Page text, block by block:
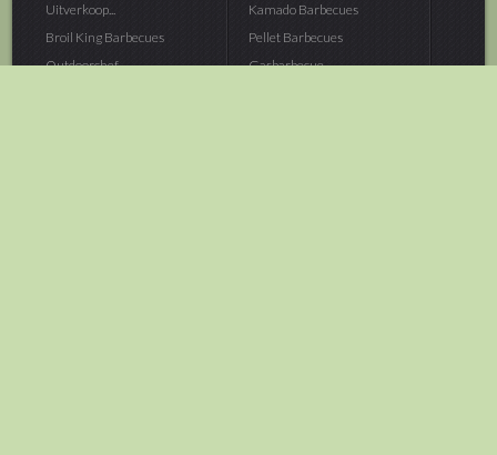
Uitverkoop...
Broil King Barbecues
Outdoorchef...
Kamado Barbecues
Pellet Barbecues
Gasbarbecue